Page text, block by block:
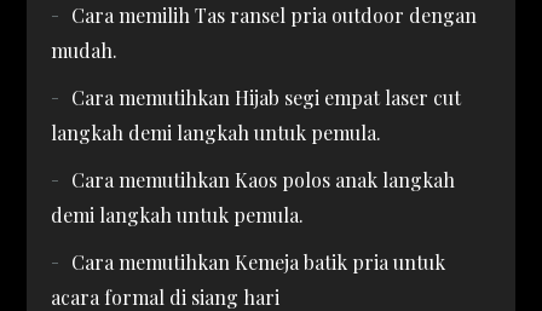
Cara memilih Tas ransel pria outdoor dengan
mudah.
Cara memutihkan Hijab segi empat laser cut
langkah demi langkah untuk pemula.
Cara memutihkan Kaos polos anak langkah
demi langkah untuk pemula.
Cara memutihkan Kemeja batik pria untuk
acara formal di siang hari